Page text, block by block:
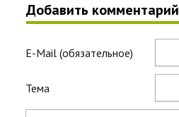
Добавить комментарий
E-Mail (обязательное)
Тема